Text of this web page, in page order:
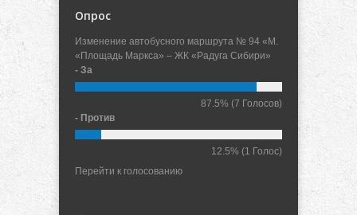
Опрос
Изменение автобусного маршрута № 94 «М.
«Площадь Маркса» – ЖК «Радуга Сибири»
- За
87.5% (7 Голосов)
- Против
12.5% (1 Голос)
Перейти к голосованию